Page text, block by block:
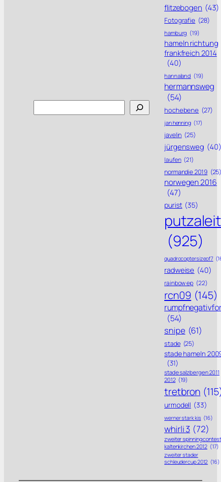
flitzebogen (43)
Fotografie (28)
hamburg (19)
hameln richtung
frankfreich 2014
(40)
hannaland (19)
hermannsweg
(54)
hochebene (27)
jan henning (17)
javelin (25)
jürgensweg (40)
laufen (21)
normandie 2019
norwegen 2016
(47)
purist (35)
putzaleit
(925)
quadrocoptersizeof7
radweise (40)
rainbow ep (22)
rcn09 (145)
(54)
snipe (61)
stade (25)
stade hameln
(31)
stade salzbergen 2011
2012 (19)
tretbron
urmodell (33)
werner stark kis (16)
whirli 3 (72)
zweiter spinning contest
kaltenkirchen 2012 (17)
zweiter stader
schleudercup 2012 (16)